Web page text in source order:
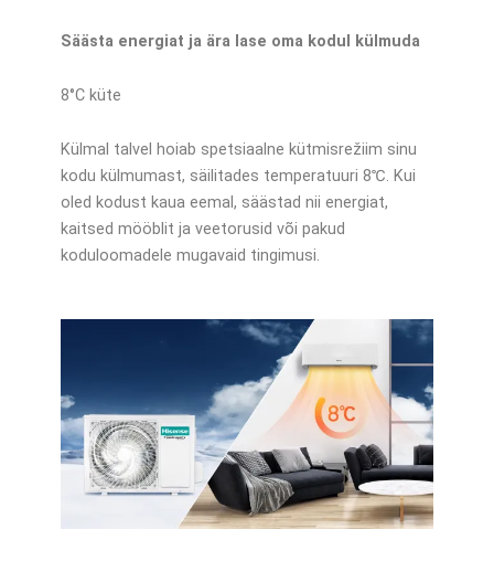
Säästa energiat ja ära lase oma kodul külmuda
8°C küte
Külmal talvel hoiab spetsiaalne kütmisrežiim sinu
kodu külmumast, säilitades temperatuuri 8℃. Kui
oled kodust kaua eemal, säästad nii energiat,
kaitsed mööblit ja veetorusid või pakud
koduloomadele mugavaid tingimusi.